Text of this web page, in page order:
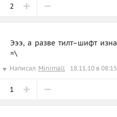
2
Эээ, а разве тилт–шифт
=\
Написал Minimall 18.11.10 в 08:15
1